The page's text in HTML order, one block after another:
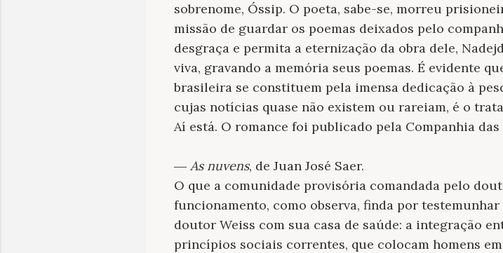
sobrenome, Óssip. O poeta, sabe-se, morreu
missão de guardar os poemas deixados pelo
desgraça e permita a eternização da obra dele,
viva, gravando a memória seus poemas. É evidente
brasileira se constituem pela imensa dedicação à
cujas notícias quase não existem ou rareiam, é o
Aí está. O romance foi publicado pela Companhia das
― As nuvens, de Juan José Saer.
O que a comunidade provisória comandada pelo
funcionamento, como observa, finda por
doutor Weiss com sua casa de saúde: a integração
princípios sociais correntes, que colocam homens